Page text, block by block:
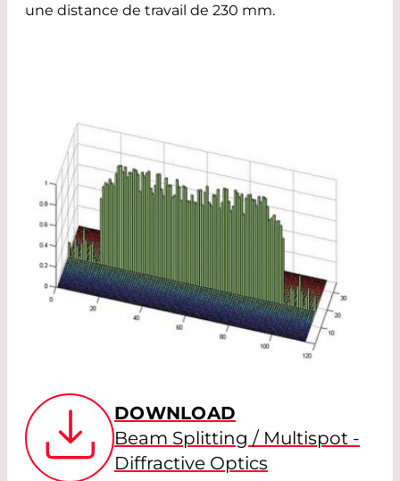
une distance de travail de 230 mm.
DOWNLOAD
Beam Splitting / Multispot -
Diffractive Optics